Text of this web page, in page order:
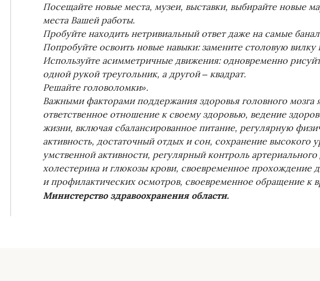
Посещайте новые места, музеи, выставки, выбирайте новые
места Вашей работы.
Пробуйте находить нетривиальный ответ даже на самые
Попробуйте освоить новые навыки: замените столовую вилку
Используйте асимметричные движения: одновременно
одной рукой треугольник, а другой – квадрат.
Решайте головоломки».
Важными факторами поддержания здоровья головного мозга
ответственное отношение к своему здоровью, ведение
жизни, включая сбалансированное питание, регулярную
активность, достаточный отдых и сон, сохранение высокого
умственной активности, регулярный контроль артериального
холестерина и глюкозы крови, своевременное прохождение
и профилактических осмотров, своевременное обращение к
Министерство здравоохранения области.